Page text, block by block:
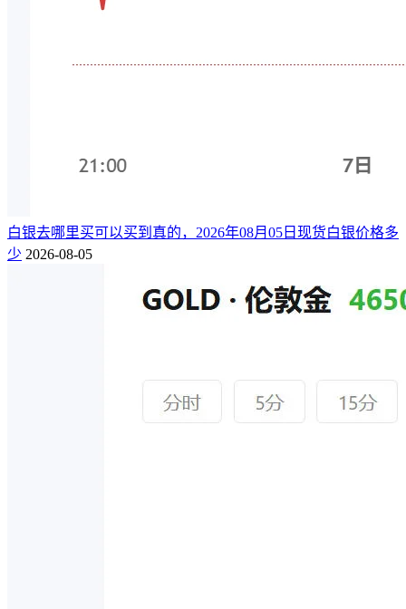
白银去哪里买可以买到真的，2026年08月05日现货白银价格多
少 2026-08-05